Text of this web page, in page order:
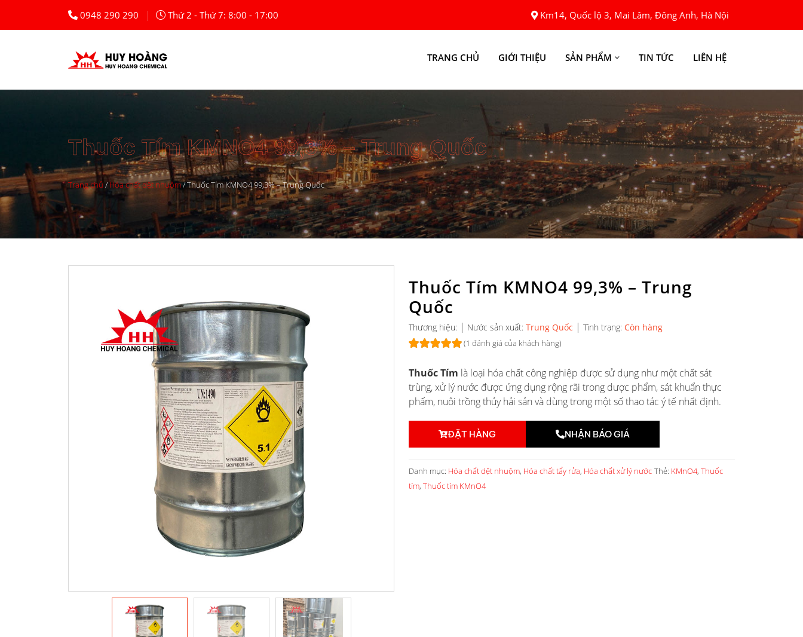
0948 290 290 | Thứ 2 - Thứ 7: 8:00 - 17:00 Km14, Quốc lộ 3, Mai Lâm, Đông Anh, Hà Nội
TRANG CHỦ GIỚI THIỆU SẢN PHẨM TIN TỨC LIÊN HỆ
Thuốc Tím KMNO4 99,3% – Trung Quốc
Trang chủ/Hóa chất dệt nhuộm/Thuốc Tím KMNO4 99,3% – Trung Quốc
Thuốc Tím KMNO4 99,3% – Trung
Quốc
Thương hiệu: | Nước sản xuất: Trung Quốc | Tình trạng: Còn hàng
dựa trên
đánh giá
(1 đánh giá của khách hàng)
Thuốc Tím là loại hóa chất công nghiệp được sử dụng như một chất sát
trùng, xử lý nước được ứng dụng rộng rãi trong dược phẩm, sát khuẩn thực
phẩm, nuôi trồng thủy hải sản và dùng trong một số thao tác ý tế nhất định.
ĐẶT HÀNG NHẬN BÁO GIÁ
Danh mục: Hóa chất dệt nhuộm, Hóa chất tẩy rửa, Hóa chất xử lý nước Thẻ: KMnO4, Thuốc
tím, Thuốc tím KMnO4